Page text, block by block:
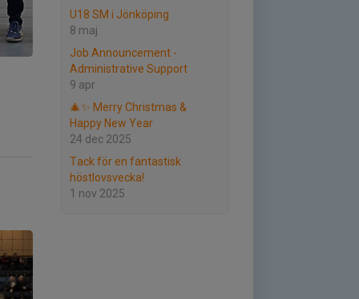
U18 SM i Jönköping
8 maj
Job Announcement -
Administrative Support
9 apr
🎄✨ Merry Christmas &
Happy New Year
24 dec 2025
Tack för en fantastisk
höstlovsvecka!
1 nov 2025